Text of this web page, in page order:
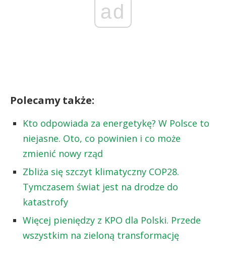
ad
Polecamy także:
Kto odpowiada za energetykę? W Polsce to
niejasne. Oto, co powinien i co może
zmienić nowy rząd
Zbliża się szczyt klimatyczny COP28.
Tymczasem świat jest na drodze do
katastrofy
Więcej pieniędzy z KPO dla Polski. Przede
wszystkim na zieloną transformację